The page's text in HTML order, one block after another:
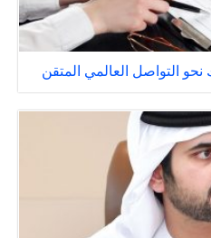
التواصل العالمي المتقن